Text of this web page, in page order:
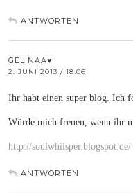
ANTWORTEN
GELINAA♥
2. JUNI 2013 / 18:06
Ihr habt einen super blog. Ich
Würde mich freuen, wenn ihr
http://soulwhiisper.blogspot.de/
ANTWORTEN